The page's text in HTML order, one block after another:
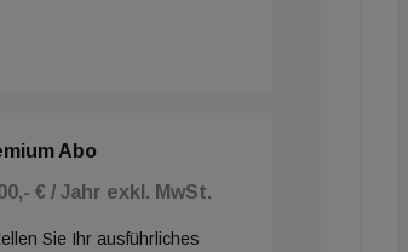
Abo
€ / Jahr exkl. MwSt.
Sie Ihr ausführliches